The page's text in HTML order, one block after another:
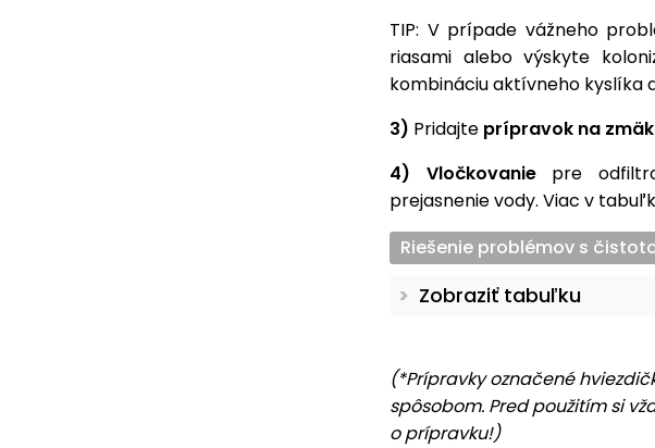
TIP: V prípade vážneho
riasami alebo výskyte
kombináciu aktívneho kyslíka
3) Pridajte prípravok na
4)
Vločkovaniepre
prejasnenie vody. Viac v
Riešenie problémov s
Zobraziť tabuľku
(*Prípravky označené
spôsobom. Pred použitím si
o prípravku!)